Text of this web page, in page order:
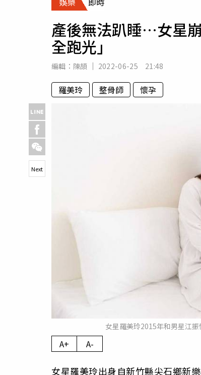
專欄
產後無法趴睡…女星
全跑光」
編輯： 陳頡 2022-06-25 21:48
羅美玲 整骨師 懷孕
女星羅美玲2015年和男星江
Next
A+ A-
女星羅美玲出身自新竹縣尖石鄉新